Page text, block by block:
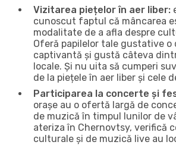
Vizitarea piețelor în aer liber:
cunoscut faptul că mâncarea
modalitate de a afla despre
Oferă papilelor tale gustative o
captivantă și gustă câteva
locale. Și nu uita să cumperi
de la piețele în aer liber și cele
Participarea la concerte și
orașe au o ofertă largă de
de muzică în timpul lunilor de
ateriza în Chernovtsy, verifică
culturale și de muzică live au